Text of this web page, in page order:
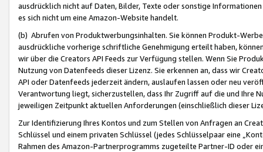
ausdrücklich nicht auf Daten, Bilder, Texte oder sonstige
es sich nicht um eine Amazon-Website handelt.
(b) Abrufen von Produktwerbungsinhalten. Sie können Produkt-
ausdrückliche vorherige schriftliche Genehmigung erteilt haben,
wir über die Creators API Feeds zur Verfügung stellen. Wenn Sie
Nutzung von Datenfeeds dieser Lizenz. Sie erkennen an, dass wir
API oder Datenfeeds jederzeit ändern, auslaufen lassen oder neu
Verantwortung liegt, sicherzustellen, dass Ihr Zugriff auf die und Ihre
jeweiligen Zeitpunkt aktuellen Anforderungen (einschließlich dieser
Zur Identifizierung Ihres Kontos und zum Stellen von Anfragen an
Schlüssel und einem privaten Schlüssel (jedes Schlüsselpaar eine
Rahmen des Amazon-Partnerprogramms zugeteilte Partner-ID oder